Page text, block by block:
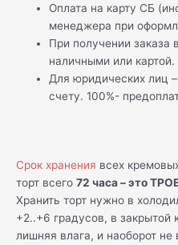
Оплата на карту СБ
менеджера при
При получении заказа
наличными или картой.
Для юридических лиц
счету. 100%-
Срок хранения всех
торт всего 72 часа – это
Хранить торт нужно в
+2..+6 градусов, в закрытой
лишняя влага, и наоборот не